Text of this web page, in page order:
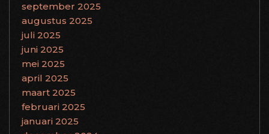
september 2025
augustus 2025
juli 2025
juni 2025
mei 2025
april 2025
maart 2025
februari 2025
januari 2025